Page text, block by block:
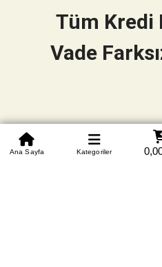
0850
Beden Tablosu Banka Hesapları
Ana Sayfa Kategoriler
Tüm Kredi
Vade